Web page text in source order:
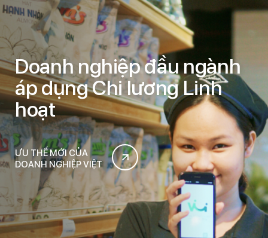
Doanh nghiệp đầu ngành
áp dụng Chi lương Linh
hoạt
ƯU THẾ MỚI CỦA
DOANH NGHIỆP VIỆT